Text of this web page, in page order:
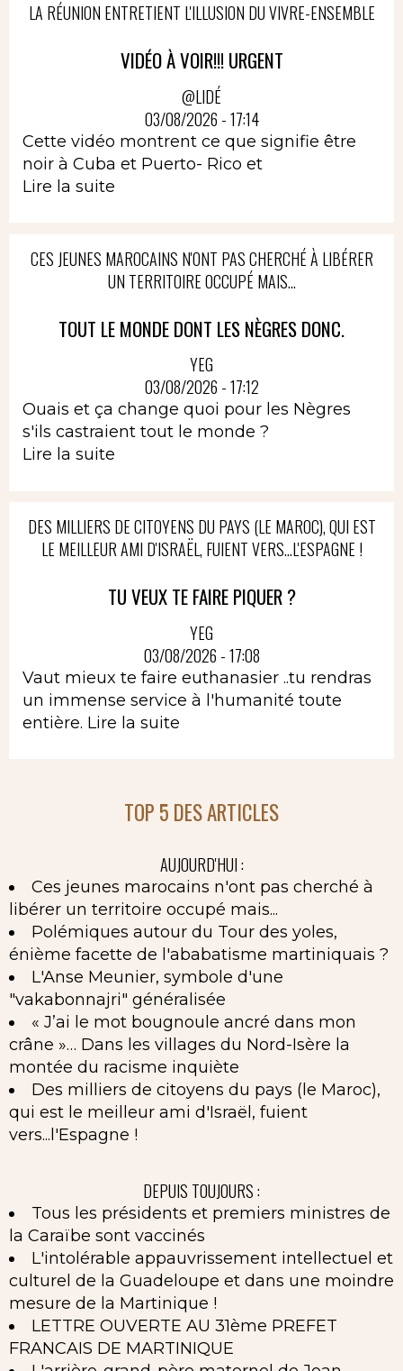
LA RÉUNION ENTRETIENT L'ILLUSION DU VIVRE-ENSEMBLE
VIDÉO À VOIR!!! URGENT
@LIDÉ
03/08/2026 - 17:14
Cette vidéo montrent ce que signifie être
noir à Cuba et Puerto- Rico et
Lire la suite
CES JEUNES MAROCAINS N'ONT PAS CHERCHÉ À LIBÉRER
UN TERRITOIRE OCCUPÉ MAIS...
TOUT LE MONDE DONT LES NÈGRES DONC.
YEG
03/08/2026 - 17:12
Ouais et ça change quoi pour les Nègres
s'ils castraient tout le monde ?
Lire la suite
DES MILLIERS DE CITOYENS DU PAYS (LE MAROC), QUI EST
LE MEILLEUR AMI D'ISRAËL, FUIENT VERS...L'ESPAGNE !
TU VEUX TE FAIRE PIQUER ?
YEG
03/08/2026 - 17:08
Vaut mieux te faire euthanasier ..tu rendras
un immense service à l'humanité toute
entière. Lire la suite
TOP 5 DES ARTICLES
AUJOURD'HUI :
Ces jeunes marocains n'ont pas cherché à
libérer un territoire occupé mais...
Polémiques autour du Tour des yoles,
énième facette de l'ababatisme martiniquais ?
L'Anse Meunier, symbole d'une
"vakabonnajri" généralisée
« J’ai le mot bougnoule ancré dans mon
crâne »… Dans les villages du Nord-Isère la
montée du racisme inquiète
Des milliers de citoyens du pays (le Maroc),
qui est le meilleur ami d'Israël, fuient
vers...l'Espagne !
DEPUIS TOUJOURS :
Tous les présidents et premiers ministres de
la Caraïbe sont vaccinés
L'intolérable appauvrissement intellectuel et
culturel de la Guadeloupe et dans une moindre
mesure de la Martinique !
LETTRE OUVERTE AU 31ème PREFET
FRANCAIS DE MARTINIQUE